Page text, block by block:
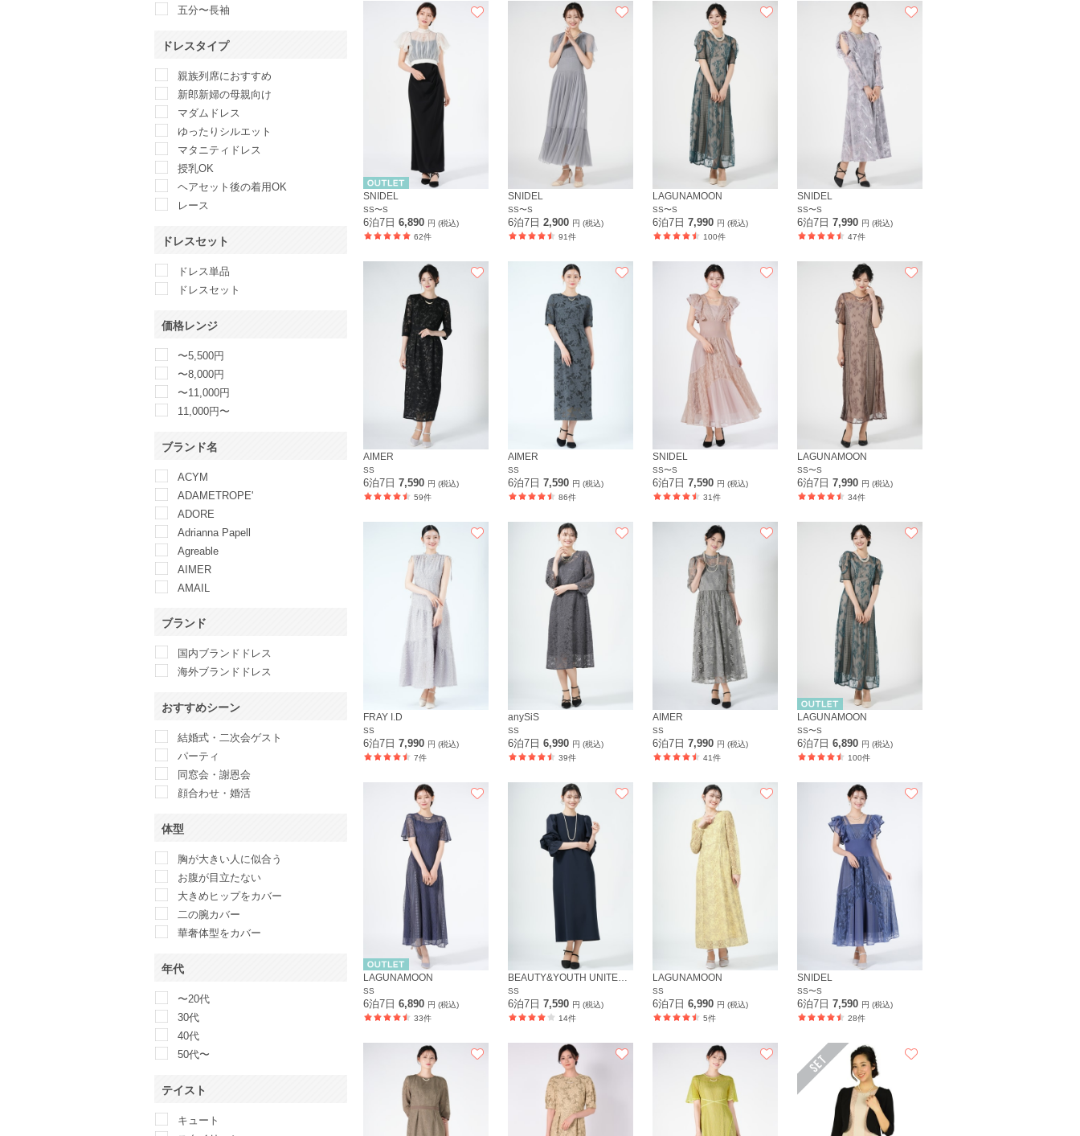
SNIDEL
SS〜S
6泊7日 6,890 円 (税込)
62件
SNIDEL
SS〜S
6泊7日 2,900 円 (税込)
91件
LAGUNAMOON
SS〜S
6泊7日 7,990 円 (税込)
100件
SNIDEL
SS〜S
6泊7日 7,990 円 (税込)
47件
AIMER
SS
6泊7日 7,590 円 (税込)
59件
AIMER
SS
6泊7日 7,590 円 (税込)
86件
SNIDEL
SS〜S
6泊7日 7,590 円 (税込)
31件
LAGUNAMOON
SS〜S
6泊7日 7,990 円 (税込)
34件
FRAY I.D
SS
6泊7日 7,990 円 (税込)
7件
anySiS
SS
6泊7日 6,990 円 (税込)
39件
AIMER
SS
6泊7日 7,990 円 (税込)
41件
LAGUNAMOON
SS〜S
6泊7日 6,890 円 (税込)
100件
LAGUNAMOON
SS
6泊7日 6,890 円 (税込)
33件
BEAUTY&YOUTH UNITED ARROWS
SS
6泊7日 7,590 円 (税込)
14件
LAGUNAMOON
SS
6泊7日 6,990 円 (税込)
5件
SNIDEL
SS〜S
6泊7日 7,590 円 (税込)
28件
五分〜長袖
ドレスタイプ
親族列席におすすめ
新郎新婦の母親向け
マダムドレス
ゆったりシルエット
マタニティドレス
授乳OK
ヘアセット後の着用OK
レース
ドレスセット
ドレス単品
ドレスセット
価格レンジ
〜5,500円
〜8,000円
〜11,000円
11,000円〜
ブランド名
ACYM
ADAMETROPE'
ADORE
Adrianna Papell
Agreable
AIMER
AMAIL
Ameri VINTAGE
ANAYI
And Couture
Another Edition
anuans
anySiS
Apploberry 東京ソワール
Apuweiser-riche
ASHILL
Attirantore
BANANA REPUBLIC
BCBG maxazria
BEAMS LIGHTS
BEAUTY&YOUTH UNITED
Belle current 東京イギン
belle raffine
Callarus
Calvin Klein
CAPRICIEUX LE’MAGE
CLANE
COCCOLUSSI 東京ソワール
ブランド
国内ブランドドレス
海外ブランドドレス
おすすめシーン
結婚式・二次会ゲスト
パーティ
同窓会・謝恩会
顔合わせ・婚活
体型
胸が大きい人に似合う
お腹が目立たない
大きめヒップをカバー
二の腕カバー
華奢体型をカバー
年代
〜20代
30代
40代
50代〜
テイスト
キュート